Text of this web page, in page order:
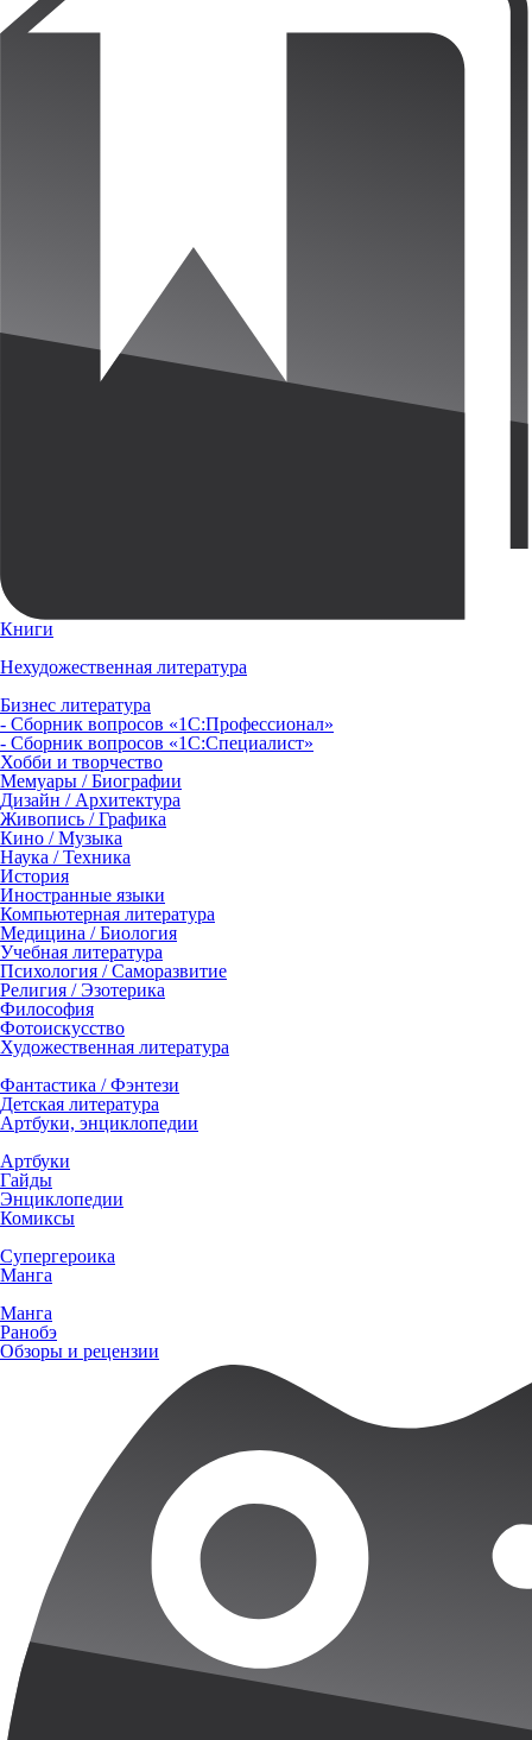
Книги
Нехудожественная литература
Бизнес литература
- Сборник вопросов «1С:Профессионал»
- Сборник вопросов «1С:Специалист»
Хобби и творчество
Мемуары / Биографии
Дизайн / Архитектура
Живопись / Графика
Кино / Музыка
Наука / Техника
История
Иностранные языки
Компьютерная литература
Медицина / Биология
Учебная литература
Психология / Саморазвитие
Религия / Эзотерика
Философия
Фотоискусство
Художественная литература
Фантастика / Фэнтези
Детская литература
Артбуки, энциклопедии
Артбуки
Гайды
Энциклопедии
Комиксы
Супергероика
Манга
Манга
Ранобэ
Обзоры и рецензии